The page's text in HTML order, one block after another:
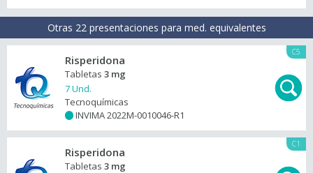
Otras 22 presentaciones para med. equivalentes
C5
Risperidona
Tabletas 3 mg
7 Und.
Tecnoquímicas
INVIMA 2022M-0010046-R1
C1
Risperidona
Tabletas 3 mg